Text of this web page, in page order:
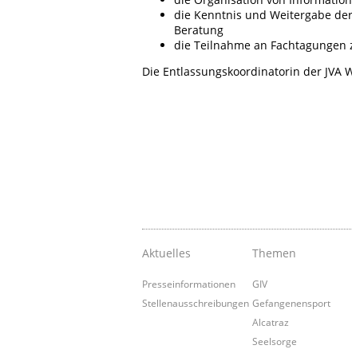
die Kenntnis und Weitergabe
Beratung
die Teilnahme an
Die Entlassungskoordinatorin der
Aktuelles
Presseinformationen
Stellenausschreibungen
Themen
GIV
Gefangenensport
Alcatraz
Seelsorge